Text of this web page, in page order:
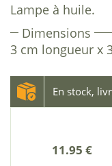
Lampe à huile.
Dimensions
3 cm longueur x
En stock,
11.95 €